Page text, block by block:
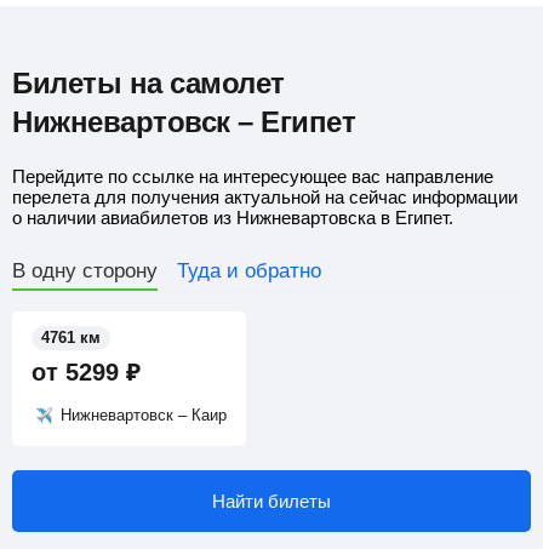
Билеты на самолет
Нижневартовск – Египет
Перейдите по ссылке на интересующее вас направление
перелета для получения актуальной на сейчас информации
о наличии авиабилетов из Нижневартовска в Египет.
В одну сторону Туда и обратно
от 5299 ₽
Нижневартовск – Каир
4761 км
Найти билеты